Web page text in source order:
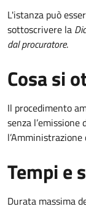
L'istanza può
sottoscrivere la
dal procuratore.
Cosa si
Il procedimento
senza
Tempi e
Durata massima